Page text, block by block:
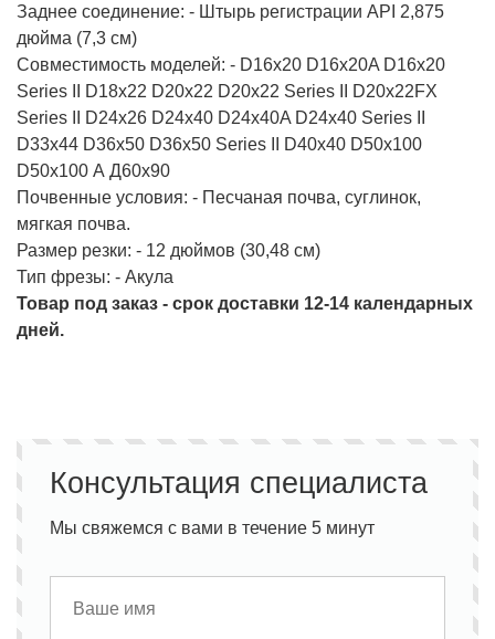
Заднее соединение: - Штырь регистрации API 2,875
дюйма (7,3 см)
Совместимость моделей: - D16x20 D16x20A D16x20
Series II D18x22 D20x22 D20x22 Series II D20x22FX
Series II D24x26 D24x40 D24x40A D24x40 Series II
D33x44 D36x50 D36x50 Series II D40x40 D50x100
D50x100 А Д60х90
Почвенные условия: - Песчаная почва, суглинок,
мягкая почва.
Размер резки: - 12 дюймов (30,48 см)
Тип фрезы: - Акула
Товар под заказ - срок доставки 12-14 календарных
дней.
Консультация специалиста
Мы свяжемся с вами в течение 5 минут